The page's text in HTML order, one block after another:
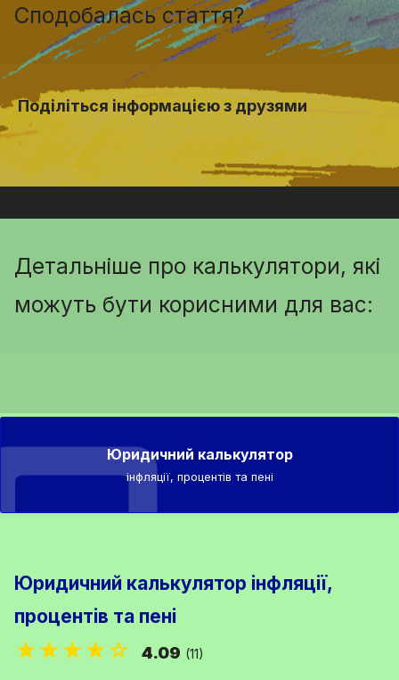
Сподобалась стаття?
Поділіться інформацією з друзями
Детальніше про калькулятори, які
можуть бути корисними для вас:
Юридичний калькулятор
інфляції, процентів та пені
Юридичний калькулятор інфляції,
процентів та пені
★★★★☆ 4.09 (11)